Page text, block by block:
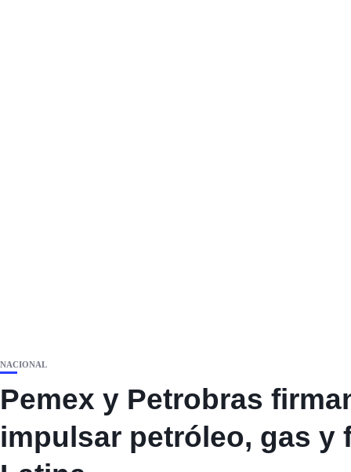
NACIONAL
Pemex y Petrobras
impulsar petróleo, gas y